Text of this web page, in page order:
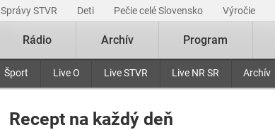
Správy STVR Deti Pečie celé Slovensko Výročie
Šport Live O Live STVR Live NR SR Archív
Rádio Archív Program
Recept na každý deň